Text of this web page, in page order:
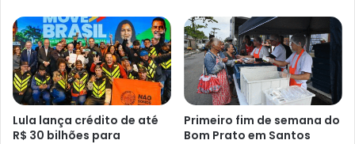
Lula lança crédito de até
R$ 30 bilhões para
Primeiro fim de semana do
Bom Prato em Santos